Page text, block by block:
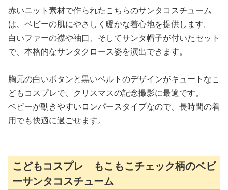
赤いニット素材で作られたこちらのサンタコスチューム
は、ベビーの肌にやさしく暖かな着心地を提供します。
白いファーの襟や袖口、そしてサンタ帽子が付いたセット
で、本格的なサンタクロース姿を演出できます。
胸元の白いボタンと黒いベルトのデザインがキュートなこ
どもコスプレで、クリスマスの記念撮影に最適です。
ベビーが動きやすいロンパースタイプなので、長時間の着
用でも快適に過ごせます。
こどもコスプレ もこもこチェック柄のベビ
ーサンタコスチューム